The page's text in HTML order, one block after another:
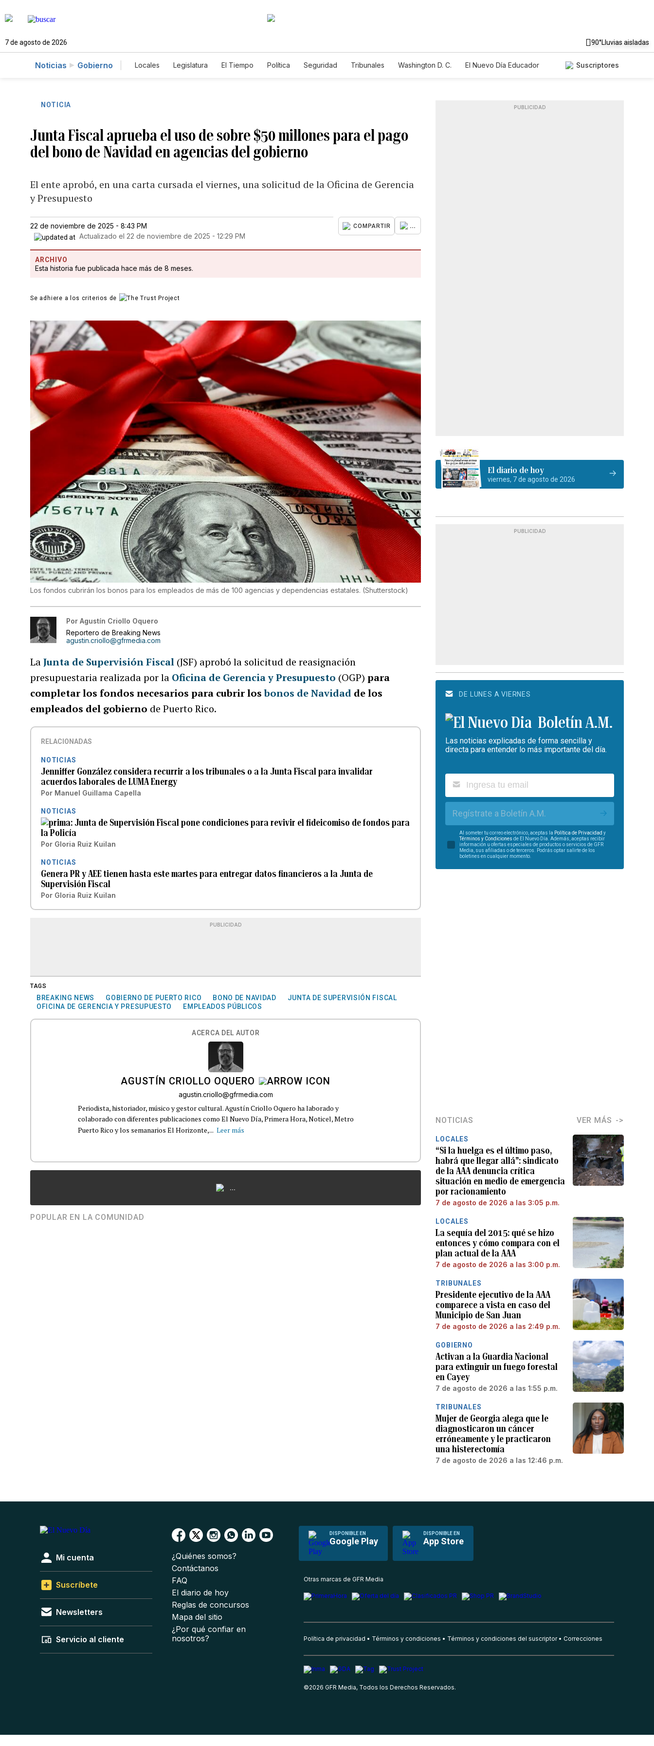
7 de agosto de 2026 90°Lluvias aisladas
Noticias Gobierno Locales Legislatura El Tiempo Política Seguridad Tribunales Washington D. C.
El Nuevo Día Educador
Suscriptores
NOTICIA
Junta Fiscal aprueba el uso de sobre $50 millones para el pago
del bono de Navidad en agencias del gobierno
El ente aprobó, en una carta cursada el viernes, una solicitud de la Oficina de Gerencia
y Presupuesto
22 de noviembre de 2025 - 8:43 PM
Actualizado el 22 de noviembre de 2025 - 12:29 PM
COMPARTIR ...
ARCHIVO
Esta historia fue publicada hace más de 8 meses.
Se adhiere a los criterios de
Los fondos cubrirán los bonos para los empleados de más de 100 agencias y dependencias estatales. (Shutterstock)
Por Agustín Criollo Oquero
Reportero de Breaking News
agustin.criollo@gfrmedia.com
LaJunta de Supervisión Fiscal (JSF) aprobó la solicitud de reasignación
presupuestaria realizada por la Oficina de Gerencia y Presupuesto (OGP)para
completar los fondos necesarios para cubrir losbonos de Navidad de los
empleados del gobierno de Puerto Rico.
RELACIONADAS
NOTICIAS
Jenniffer González considera recurrir a los tribunales o a la Junta Fiscal para invalidar
acuerdos laborales de LUMA Energy
Por Manuel Guillama Capella
NOTICIAS
Junta de Supervisión Fiscal pone condiciones para revivir el fideicomiso de fondos para
la Policía
Por Gloria Ruiz Kuilan
NOTICIAS
Genera PR y AEE tienen hasta este martes para entregar datos financieros a la Junta de
Supervisión Fiscal
Por Gloria Ruiz Kuilan
PUBLICIDAD
TAGS
BREAKING NEWS GOBIERNO DE PUERTO RICO BONO DE NAVIDAD
JUNTA DE SUPERVISIÓN FISCAL
OFICINA DE GERENCIA Y PRESUPUESTO
EMPLEADOS PÚBLICOS
ACERCA DEL AUTOR
AGUSTÍN CRIOLLO OQUERO
agustin.criollo@gfrmedia.com
Periodista, historiador, músico y gestor cultural. Agustín Criollo Oquero ha laborado y
colaborado con diferentes publicaciones como El Nuevo Día, Primera Hora, Noticel, Metro
Puerto Rico y los semanarios El Horizonte,... Leer más
...
POPULAR EN LA COMUNIDAD
PUBLICIDAD
El diario de hoy
viernes, 7 de agosto de 2026
PUBLICIDAD
DE LUNES A VIERNES
Boletín A.M.
Las noticias explicadas de forma sencilla y
directa para entender lo más importante del día.
Regístrate a Boletín A.M.
Al someter tu correo electrónico, aceptas la Política de Privacidad y
Términos y Condiciones de El Nuevo Día. Además, aceptas recibir
información u ofertas especiales de productos o servicios de GFR
Media, sus afiliadas o de terceros. Podrás optar salirte de los
boletines en cualquier momento.
NOTICIAS VER MÁS
LOCALES
“Si la huelga es el último paso,
habrá que llegar allá”: sindicato
de la AAA denuncia crítica
situación en medio de emergencia
por racionamiento
7 de agosto de 2026 a las 3:05 p.m.
LOCALES
La sequía del 2015: qué se hizo
entonces y cómo compara con el
plan actual de la AAA
7 de agosto de 2026 a las 3:00 p.m.
TRIBUNALES
Presidente ejecutivo de la AAA
comparece a vista en caso del
Municipio de San Juan
7 de agosto de 2026 a las 2:49 p.m.
GOBIERNO
Activan a la Guardia Nacional
para extinguir un fuego forestal
en Cayey
7 de agosto de 2026 a las 1:55 p.m.
TRIBUNALES
Mujer de Georgia alega que le
diagnosticaron un cáncer
erróneamente y le practicaron
una histerectomía
7 de agosto de 2026 a las 12:46 p.m.
DISPONIBLE EN
Google Play
DISPONIBLE EN
App Store
Mi cuenta
Suscríbete
Newsletters
Servicio al cliente
¿Quiénes somos?
Contáctanos
FAQ
El diario de hoy
Reglas de concursos
Mapa del sitio
¿Por qué confiar en
nosotros?
Otras marcas de GFR Media
Política de privacidad Términos y condiciones Términos y condiciones del suscriptor Correcciones
©2026 GFR Media, Todos los Derechos Reservados.